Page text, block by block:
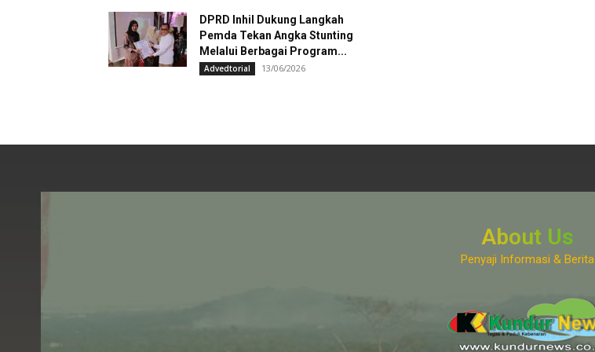
DPRD Inhil Dukung Langkah
Pemda Tekan Angka Stunting
Melalui Berbagai Program...
Advedtorial 13/06/2026
About Us
Penyaji Informasi & Berita
www.kundurnews.co.id